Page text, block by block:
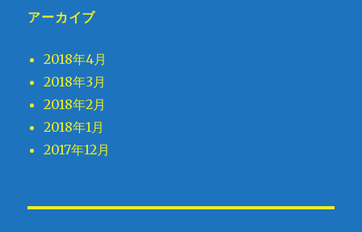
アーカイブ
2018年4月
2018年3月
2018年2月
2018年1月
2017年12月